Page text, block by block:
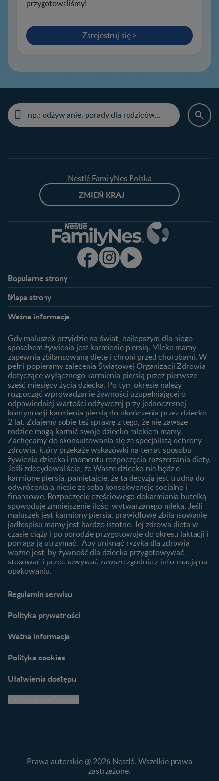
przygotowaliśmy!
Zarejestruj się >
Nestlé FamilyNes Polska
ZMIEŃ KRAJ
Popularne strony​
Kontakt
FAQ
Produkty
Wyszukiwarka produktów
Nasze marki
Mapa strony​
Plamienie implantacyjne –
Jak zaplanować płeć
dziecka?
Jak rozpoznać dni płodne?
Badania przed ciążą
Planowanie urlopu
macierzyńskiego
1. trymestr ciąży
2. trymestr ciąży
3. trymestr ciąży
Rozwój dziecka
Kalendarz rozwoju dziecka
Skoki rozwojowe
Ząbkowanie u niemowląt
Żywienie dziecka
10 sposobów jak poprawić
laktację
Jakie mleko następne
wybrać dla dziecka?
Jak rozszerzać dietę
niemowlaka?
Przydatne materiały dla
rodziców
Poradniki dla rodziców
Karty do zdjęć dla
Maluszka
Materiały do pobrania
Narzędzia dla rodziców
praktyczne wskazówki
Ważna informacja
Gdy maluszek przyjdzie na świat, najlepszym dla niego
sposobem żywienia jest karmienie piersią. Mleko mamy
zapewnia zbilansowaną dietę i chroni przed chorobami. W
pełni popieramy zalecenia Światowej Organizacji Zdrowia
dotyczące wyłącznego karmienia piersią przez pierwsze
sześć miesięcy życia dziecka. Po tym okresie należy
rozpocząć wprowadzanie żywności uzupełniającej o
odpowiedniej wartości odżywczej przy jednoczesnej
kontynuacji karmienia piersią do ukończenia przez dziecko
2 lat. Zdajemy sobie też sprawę z tego, że nie zawsze
rodzice mogą karmić swoje dziecko mlekiem mamy.
Zachęcamy do skonsultowania się ze specjalistą ochrony
zdrowia, który przekaże wskazówki na temat sposobu
żywienia dziecka i momentu rozpoczęcia rozszerzania diety.
Jeśli zdecydowaliście, że Wasze dziecko nie będzie
karmione piersią, pamiętajcie, że ta decyzja jest trudna do
odwrócenia a niesie ze sobą konsekwencje socjalne i
finansowe. Rozpoczęcie częściowego dokarmiania butelką
spowoduje zmniejszenie ilości wytwarzanego mleka. Jeśli
maluszek jest karmiony piersią, prawidłowe zbilansowanie
jadłospisu mamy jest bardzo istotne. Jej zdrowa dieta w
czasie ciąży i po porodzie przygotowuje do okresu laktacji i
pomaga ją utrzymać. Aby uniknąć ryzyka dla zdrowia
ważne jest, by żywność dla dziecka przygotowywać,
stosować i przechowywać zawsze zgodnie z informacją na
opakowaniu.
Regulamin serwisu
Polityka prywatności
Ważna informacja
Polityka cookies
Ułatwienia dostępu
Prawa autorskie @ 2026 Nestlé. Wszelkie prawa
zastrzeżone.